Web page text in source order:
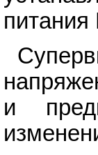
питания
и